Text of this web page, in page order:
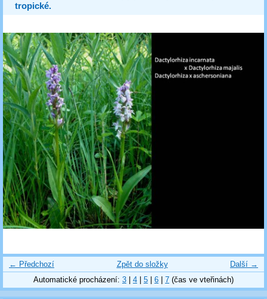
tropické.
← Předchozí Další →
Zpět do složky
Automatické procházení: 3 4 5 6 7 (čas ve vteřinách)